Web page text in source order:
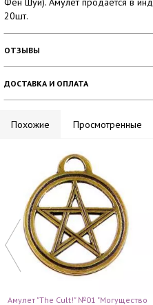
20шт.
ОТЗЫВЫ
ДОСТАВКА И ОПЛАТА
Похожие Просмотренные
Амулет "The Cult!" №01 "Могущество